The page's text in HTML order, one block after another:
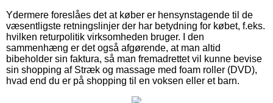
Ydermere foreslåes det at køber er hensynstagende til de
væsentligste retningslinjer der har betydning for købet, f.eks.
hvilken returpolitik virksomheden bruger. I den
sammenhæng er det også afgørende, at man altid
bibeholder sin faktura, så man fremadrettet vil kunne bevise
sin shopping af Stræk og massage med foam roller (DVD),
hvad end du er på shopping til en voksen eller et barn.